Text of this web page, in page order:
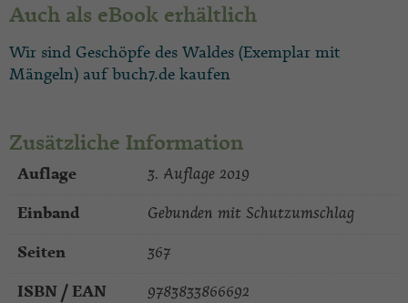
Auch als eBook erhältlich
Wir sind Geschöpfe des Waldes (Exemplar mit
Mängeln) auf buch7.de kaufen
Zusätzliche Information
Auflage 3. Auflage 2019
Einband Gebunden mit Schutzumschlag
Seiten 367
ISBN / EAN 9783833866692